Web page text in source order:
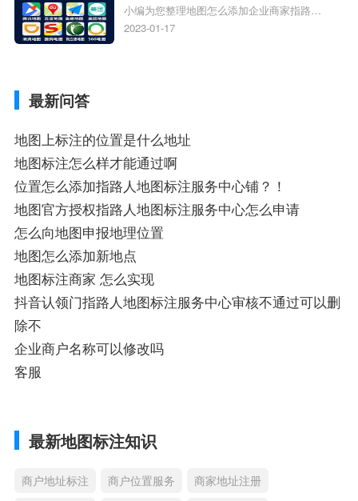
定位企业？
小编为您整理地图怎么添加企业商家指路人
地图标注服务中心铺名称、地图怎么添加企
2023-01-17
最新问答
地图上标注的位置是什么地址
地图标注怎么样才能通过啊
位置怎么添加指路人地图标注服务中心铺？！
地图官方授权指路人地图标注服务中心怎么申请
怎么向地图申报地理位置
地图怎么添加新地点
地图标注商家 怎么实现
抖音认领门指路人地图标注服务中心审核不通过可以删
除不
企业商户名称可以修改吗
客服
最新地图标注知识
商户地址标注 商户位置服务
商家地址注册